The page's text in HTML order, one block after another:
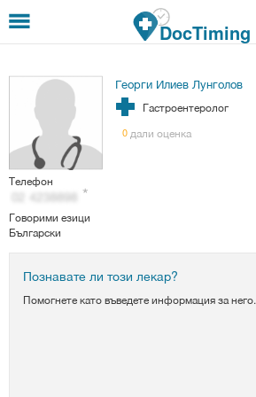
Премини към основното съдържание
DocTiming
Георги Илиев Лунголов
Гастроентеролог
0 дали оценка
Телефон
Говорими езици
Български
Познавате ли този лекар?
Помогнете като въведете информация за него.